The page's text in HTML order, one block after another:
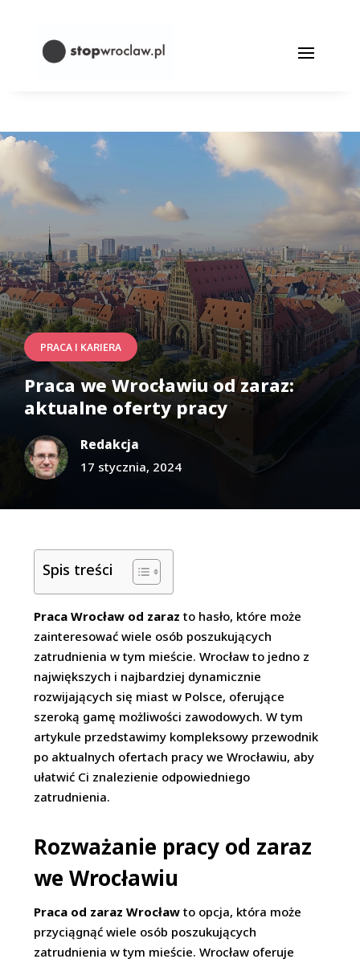
PRACA I KARIERA
Praca we Wrocławiu od zaraz:
aktualne oferty pracy
Redakcja
17 stycznia, 2024
Spis treści
Praca Wrocław od zaraz to hasło, które może
zainteresować wiele osób poszukujących
zatrudnienia w tym mieście. Wrocław to jedno z
największych i najbardziej dynamicznie
rozwijających się miast w Polsce, oferujące
szeroką gamę możliwości zawodowych. W tym
artykule przedstawimy kompleksowy przewodnik
po aktualnych ofertach pracy we Wrocławiu, aby
ułatwić Ci znalezienie odpowiedniego
zatrudnienia.
Rozważanie pracy od zaraz
we Wrocławiu
Praca od zaraz Wrocław to opcja, która może
przyciągnąć wiele osób poszukujących
zatrudnienia w tym mieście. Wrocław oferuje